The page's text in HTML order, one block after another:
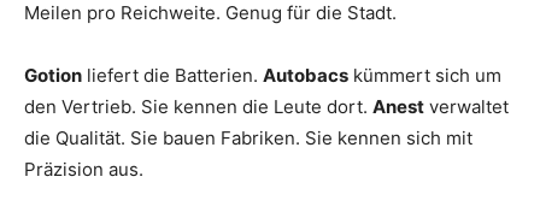
Meilen pro Reichweite. Genug für die Stadt.
Gotion liefert die Batterien. Autobacs kümmert sich um
den Vertrieb. Sie kennen die Leute dort. Anest verwaltet
die Qualität. Sie bauen Fabriken. Sie kennen sich mit
Präzision aus.